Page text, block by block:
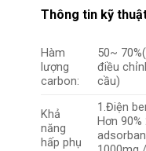
Thông tin kỹ
Hàm
lượng
carbon:
50~
điều
cầu)
Khả
năng
hấp phụ
1.Điện
Hơn 90%